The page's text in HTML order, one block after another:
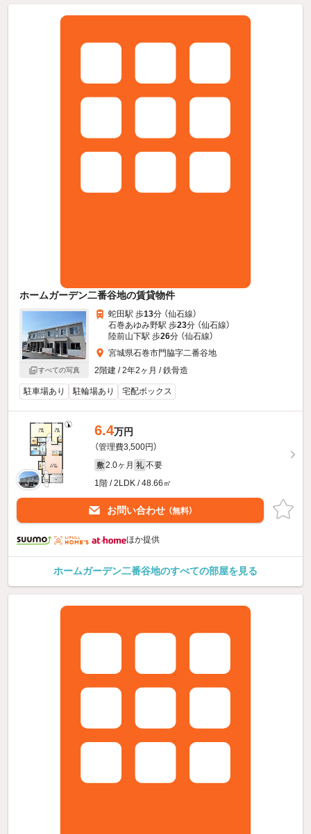
ホームガーデン二番谷地の賃貸物件
すべての写真
蛇田駅 歩13分 （仙石線）
石巻あゆみ野駅 歩23分 （仙石線）
陸前山下駅 歩26分 （仙石線）
宮城県石巻市門脇字二番谷地
2階建 / 2年2ヶ月 / 鉄骨造
駐車場あり 駐輪場あり 宅配ボックス
6.4万円
（管理費3,500円）
敷 2.0ヶ月 礼 不要
1階 / 2LDK / 48.66㎡
お問い合わせ （無料）
ほか提供
ホームガーデン二番谷地のすべての部屋を見る